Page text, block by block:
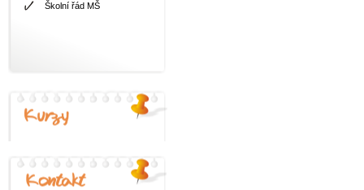
Školní řád MŠ